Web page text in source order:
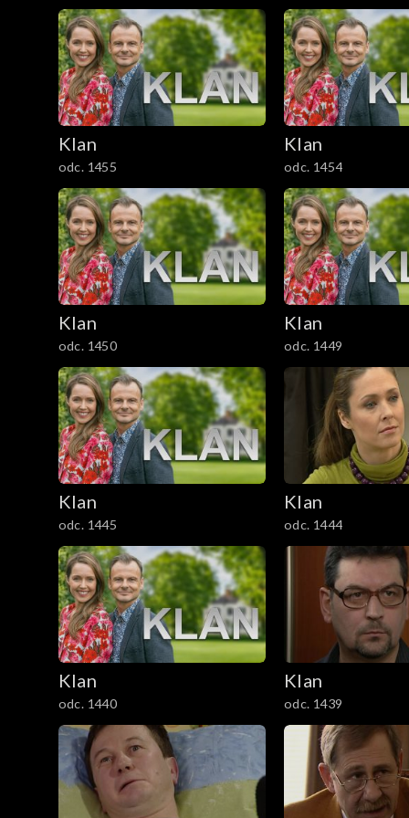
1101–1200
1001–1100
901–1000
801–900
701–800
601–700
501–600
401–500
301–400
201–300
101–200
1–100
Klan
odc. 1455
Klan
odc. 1454
Klan
odc. 1450
Klan
odc. 1449
Klan
odc. 1445
Klan
odc. 1444
Klan
odc. 1440
Klan
odc. 1439